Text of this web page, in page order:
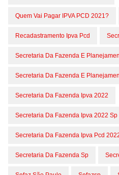
Quem Vai Pagar IPVA PCD 2021?
Recadastramento Ipva Pcd
Secretaria Da Fazenda E
Secretaria Da Fazenda E
Secretaria Da Fazenda Ipva 2022
Secretaria Da Fazenda Ipva 2022 Sp
Secretaria Da Fazenda Ipva Pcd
Secretaria Da Fazenda Sp